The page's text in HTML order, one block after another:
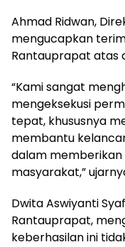
Ahmad Ridwan,
mengucapkan
Rantauprapat atas
“Kami sangat
mengeksekusi
tepat, khususnya
membantu
dalam
masyarakat,”
Dwita Aswiyanti
Rantauprapat,
keberhasilan ini